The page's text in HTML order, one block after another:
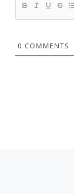
0 COMMENTS